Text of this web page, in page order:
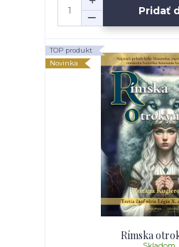
Pridať
TOP produkt
Novinka
Rímska